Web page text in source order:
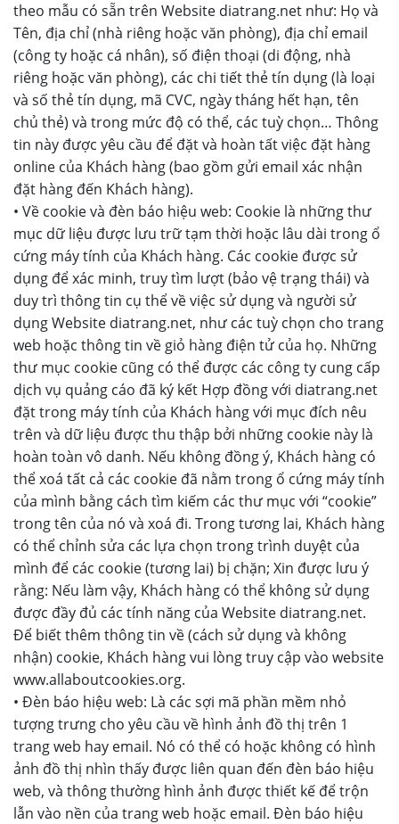
theo mẫu có sẵn trên Website diatrang.net như: Họ và
Tên, địa chỉ (nhà riêng hoặc văn phòng), địa chỉ email
(công ty hoặc cá nhân), số điện thoại (di động, nhà
riêng hoặc văn phòng), các chi tiết thẻ tín dụng (là loại
và số thẻ tín dụng, mã CVC, ngày tháng hết hạn, tên
chủ thẻ) và trong mức độ có thể, các tuỳ chọn… Thông
tin này được yêu cầu để đặt và hoàn tất việc đặt hàng
online của Khách hàng (bao gồm gửi email xác nhận
đặt hàng đến Khách hàng).
• Về cookie và đèn báo hiệu web: Cookie là những thư
mục dữ liệu được lưu trữ tạm thời hoặc lâu dài trong ổ
cứng máy tính của Khách hàng. Các cookie được sử
dụng để xác minh, truy tìm lượt (bảo vệ trạng thái) và
duy trì thông tin cụ thể về việc sử dụng và người sử
dụng Website diatrang.net, như các tuỳ chọn cho trang
web hoặc thông tin về giỏ hàng điện tử của họ. Những
thư mục cookie cũng có thể được các công ty cung cấp
dịch vụ quảng cáo đã ký kết Hợp đồng với diatrang.net
đặt trong máy tính của Khách hàng với mục đích nêu
trên và dữ liệu được thu thập bởi những cookie này là
hoàn toàn vô danh. Nếu không đồng ý, Khách hàng có
thể xoá tất cả các cookie đã nằm trong ổ cứng máy tính
của mình bằng cách tìm kiếm các thư mục với “cookie”
trong tên của nó và xoá đi. Trong tương lai, Khách hàng
có thể chỉnh sửa các lựa chọn trong trình duyệt của
mình để các cookie (tương lai) bị chặn; Xin được lưu ý
rằng: Nếu làm vậy, Khách hàng có thể không sử dụng
được đầy đủ các tính năng của Website diatrang.net.
Để biết thêm thông tin về (cách sử dụng và không
nhận) cookie, Khách hàng vui lòng truy cập vào website
www.allaboutcookies.org.
• Đèn báo hiệu web: Là các sợi mã phần mềm nhỏ
tượng trưng cho yêu cầu về hình ảnh đồ thị trên 1
trang web hay email. Nó có thể có hoặc không có hình
ảnh đồ thị nhìn thấy được liên quan đến đèn báo hiệu
web, và thông thường hình ảnh được thiết kế để trộn
lẫn vào nền của trang web hoặc email. Đèn báo hiệu